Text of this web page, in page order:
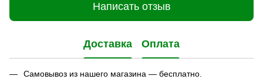
Написать отзыв
Доставка Оплата
Самовывоз из нашего магазина — бесплатно.